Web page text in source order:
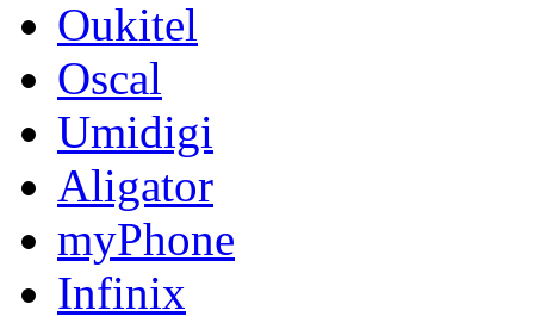
Oukitel
Oscal
Umidigi
Aligator
myPhone
Infinix